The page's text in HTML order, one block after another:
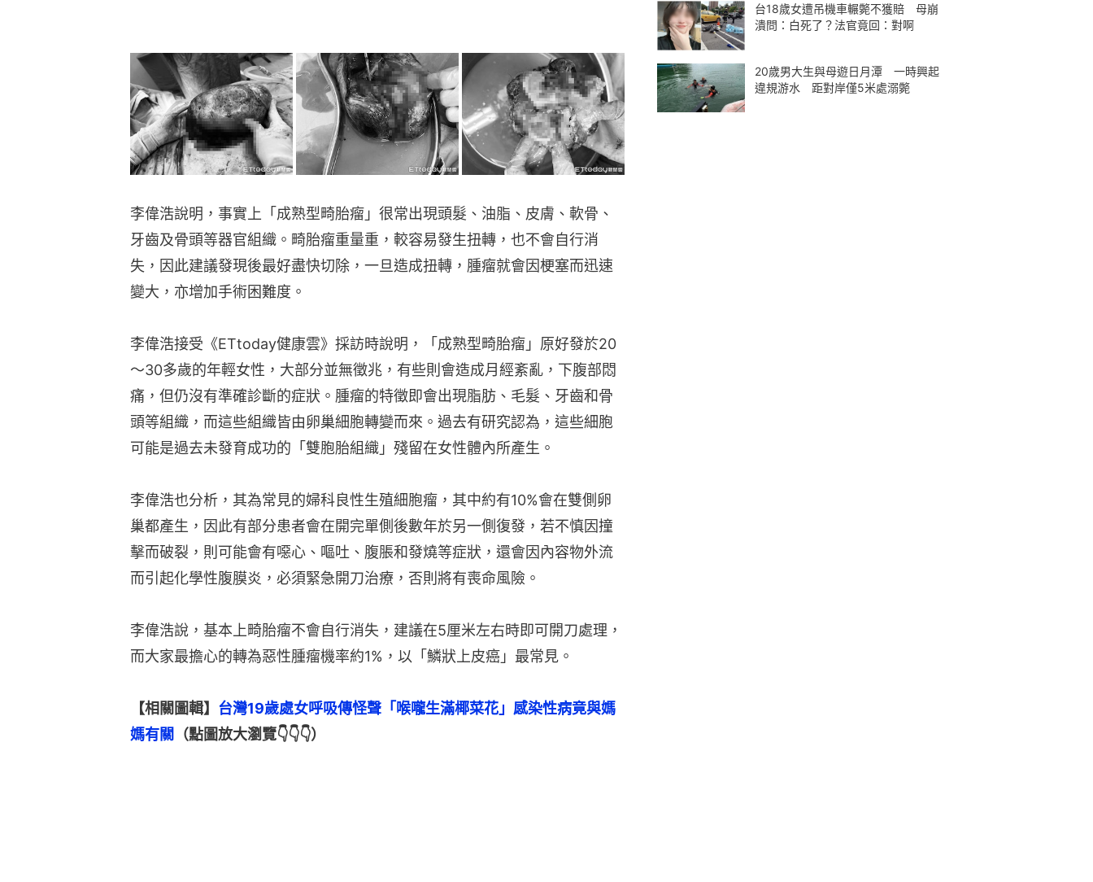
李偉浩說明，事實上「成熟型畸胎瘤」很常出現頭髮、油脂、皮膚、軟骨、
牙齒及骨頭等器官組織。畸胎瘤重量重，較容易發生扭轉，也不會自行消
失，因此建議發現後最好盡快切除，一旦造成扭轉，腫瘤就會因梗塞而迅速
變大，亦增加手術困難度。
李偉浩接受《ETtoday健康雲》採訪時說明，「成熟型畸胎瘤」原好發於20
～30多歲的年輕女性，大部分並無徵兆，有些則會造成月經紊亂，下腹部悶
痛，但仍沒有準確診斷的症狀。腫瘤的特徵即會出現脂肪、毛髮、牙齒和骨
頭等組織，而這些組織皆由卵巢細胞轉變而來。過去有研究認為，這些細胞
可能是過去未發育成功的「雙胞胎組織」殘留在女性體內所產生。
李偉浩也分析，其為常見的婦科良性生殖細胞瘤，其中約有10%會在雙側卵
巢都產生，因此有部分患者會在開完單側後數年於另一側復發，若不慎因撞
擊而破裂，則可能會有噁心、嘔吐、腹脹和發燒等症狀，還會因內容物外流
而引起化學性腹膜炎，必須緊急開刀治療，否則將有喪命風險。
李偉浩說，基本上畸胎瘤不會自行消失，建議在5厘米左右時即可開刀處理，
而大家最擔心的轉為惡性腫瘤機率約1%，以「鱗狀上皮癌」最常見。
【相關圖輯】 台灣19歲處女呼吸傳怪聲「喉嚨生滿椰菜花」感染性病竟與媽
媽有關 （點圖放大瀏覽👇👇👇）
台18歲女遭吊機車輾斃不獲賠 母崩
潰問：白死了？法官竟回：對啊
20歲男大生與母遊日月潭 一時興起
違規游水 距對岸僅5米處溺斃